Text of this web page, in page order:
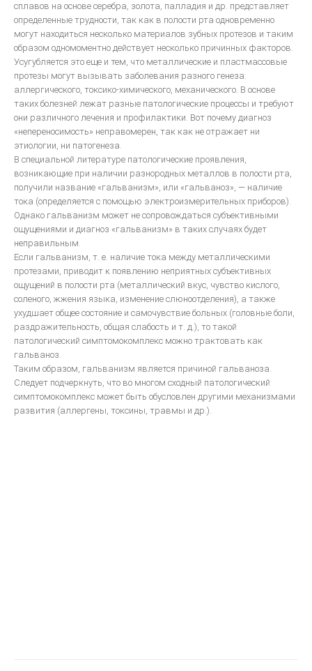
сплавов на основе серебра, золота, палладия и др. представляет
определенные трудности, так как в полости рта одновременно
могут находиться несколько материалов зубных протезов и таким
образом одномоментно действует несколько причинных факторов.
Усугубляется это еще и тем, что металлические и пластмассовые
протезы могут вызывать заболевания разного генеза:
аллергического, токсико-химического, механического. В основе
таких болезней лежат разные патологические процессы и требуют
они различного лечения и профилактики. Вот почему диагноз
«непереносимость» неправомерен, так как не отражает ни
этиологии, ни патогенеза.
В специальной литературе патологические проявления,
возникающие при наличии разнородных металлов в полости рта,
получили название «гальванизм», или «гальваноз», — наличие
тока (определяется с помощью электроизмерительных приборов).
Однако гальванизм может не сопровождаться субъективными
ощущениями и диагноз «гальванизм» в таких случаях будет
неправильным.
Если гальванизм, т. е. наличие тока между металлическими
протезами, приводит к появлению неприятных субъективных
ощущений в полости рта (металлический вкус, чувство кислого,
соленого, жжения языка, изменение слюноотделения), а также
ухудшает общее состояние и самочувствие больных (головные боли,
раздражительность, общая слабость и т. д.), то такой
патологический симптомокомплекс можно трактовать как
гальваноз.
Таким образом, гальванизм является причиной гальваноза.
Следует подчеркнуть, что во многом сходный патологический
симптомокомплекс может быть обусловлен другими механизмами
развития (аллергены, токсины, травмы и др.).